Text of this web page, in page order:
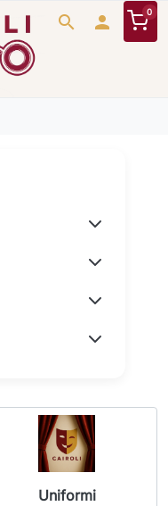
search
 0
Uniformi